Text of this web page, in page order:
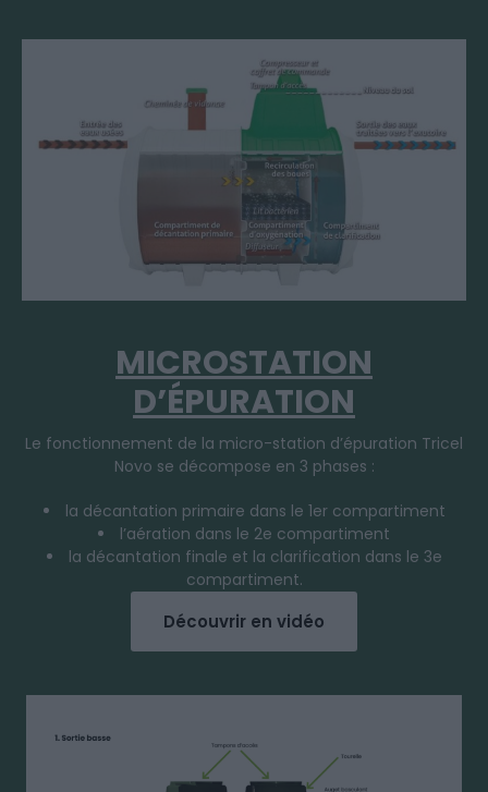
MICROSTATION
D’ÉPURATION
Le fonctionnement de la micro-station d’épuration Tricel
Novo se décompose en 3 phases :
la décantation primaire dans le 1er compartiment
l’aération dans le 2e compartiment
la décantation finale et la clarification dans le 3e
compartiment.
Découvrir en vidéo